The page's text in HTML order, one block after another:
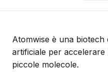
Atomwise è una biotech
artificiale per
piccole molecole.